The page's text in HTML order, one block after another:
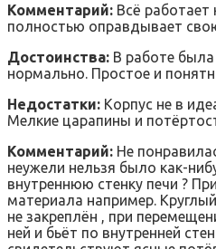
Комментарий: Всё работает
полностью оправдывает
Достоинства: В работе
нормально. Простое и
Недостатки: Корпус не в
Мелкие царапины и
Комментарий: Не
неужели нельзя было как-
внутреннюю стенку печи ?
материала например.
не закреплён , при
ней и бьёт по внутренней